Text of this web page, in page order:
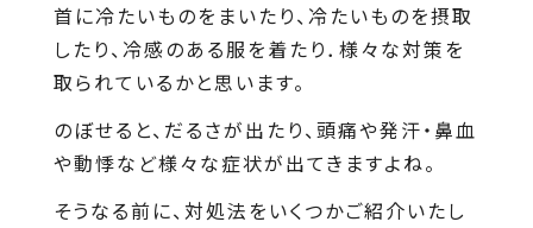
首に冷たいものをまいたり、冷たいものを摂取
したり、冷感のある服を着たり．様々な対策を
取られているかと思います。
のぼせると、だるさが出たり、頭痛や発汗・鼻血
や動悸など様々な症状が出てきますよね。
そうなる前に、対処法をいくつかご紹介いたし